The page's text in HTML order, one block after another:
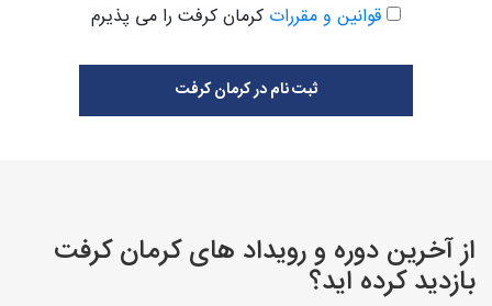
قوانین و مقرراتکرمان کرفت را می پذیرم
از آخرین دوره و رویداد های کرمان کرفت
بازدید کرده اید؟